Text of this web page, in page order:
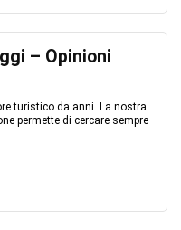
– Opinioni
turistico da anni. La nostra
permette di cercare sempre